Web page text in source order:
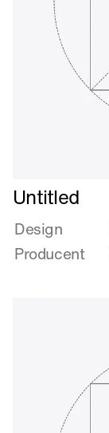
Læs
mere
om
Untitled
Untitled
Design
Producent